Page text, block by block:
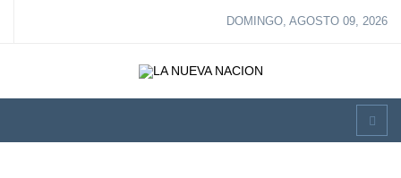
DOMINGO, AGOSTO 09, 2026